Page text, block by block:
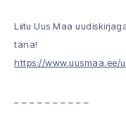
Liitu Uus Maa
täna!
https://www.uusmaa.ee/
– – – – – – – – – –